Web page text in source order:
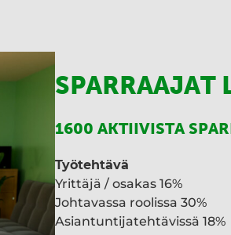
SPARRAAJAT
1600 AKTIIVISTA
Työtehtävä
Yrittäjä / osakas 16%
Johtavassa roolissa 30%
Asiantuntijatehtävissä 18%